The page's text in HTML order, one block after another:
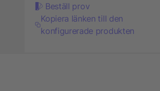
Beställ prov
Kopiera länken till den
konfigurerade produkten